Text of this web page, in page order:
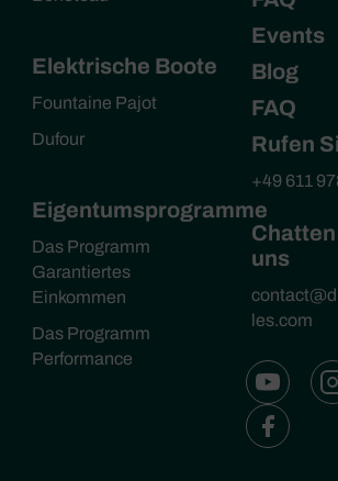
Elektrische Boote
Fountaine Pajot
Dufour
Eigentumsprogramme
Das Programm
Garantiertes
Einkommen
Das Programm
Performance
Events
Blog
FAQ
Rufen
+49 611
uns
les.com